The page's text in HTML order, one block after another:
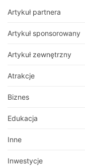
Artykuł partnera
Artykuł sponsorowany
Artykuł zewnętrzny
Atrakcje
Biznes
Edukacja
Inne
Inwestycje